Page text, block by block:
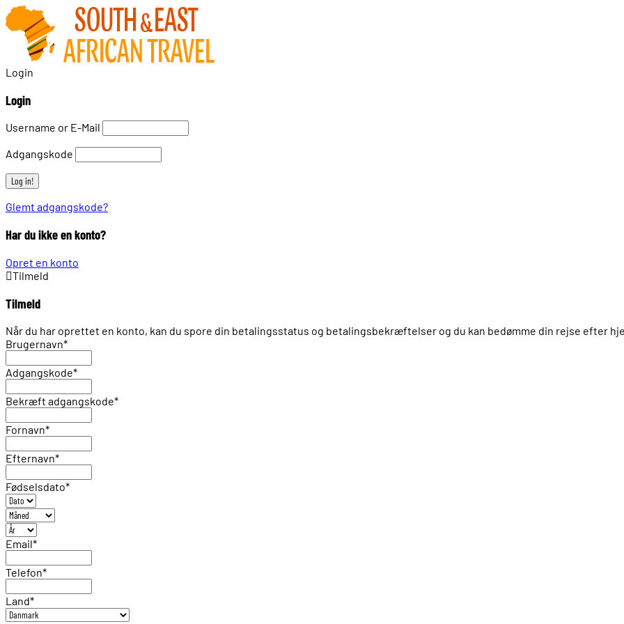
Login
Login
Username or E-Mail
Adgangskode
Glemt adgangskode?
Har du ikke en konto?
Opret en konto
Tilmeld
Tilmeld
Når du har oprettet en konto, kan du spore din betalingsstatus og betalingsbekræftelser og du kan bedømme din rejse efter
Brugernavn*
Adgangskode*
Bekræft adgangskode*
Fornavn*
Efternavn*
Fødselsdato*
Email*
Telefon*
Land*